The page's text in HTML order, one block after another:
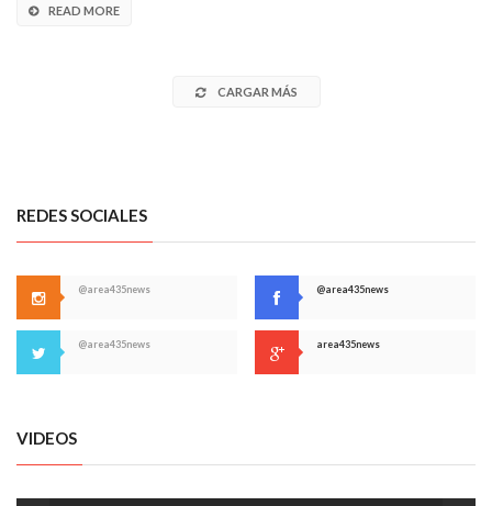
READ MORE
CARGAR MÁS
REDES SOCIALES
@area435news @area435news
@area435news area435news
VIDEOS